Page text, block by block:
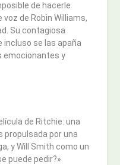
de hacerle
de Robin Williams,
Su contagiosa
incluso se las apaña
emocionantes y
de Ritchie: una
propulsada por una
y Will Smith como un
puede pedir?»